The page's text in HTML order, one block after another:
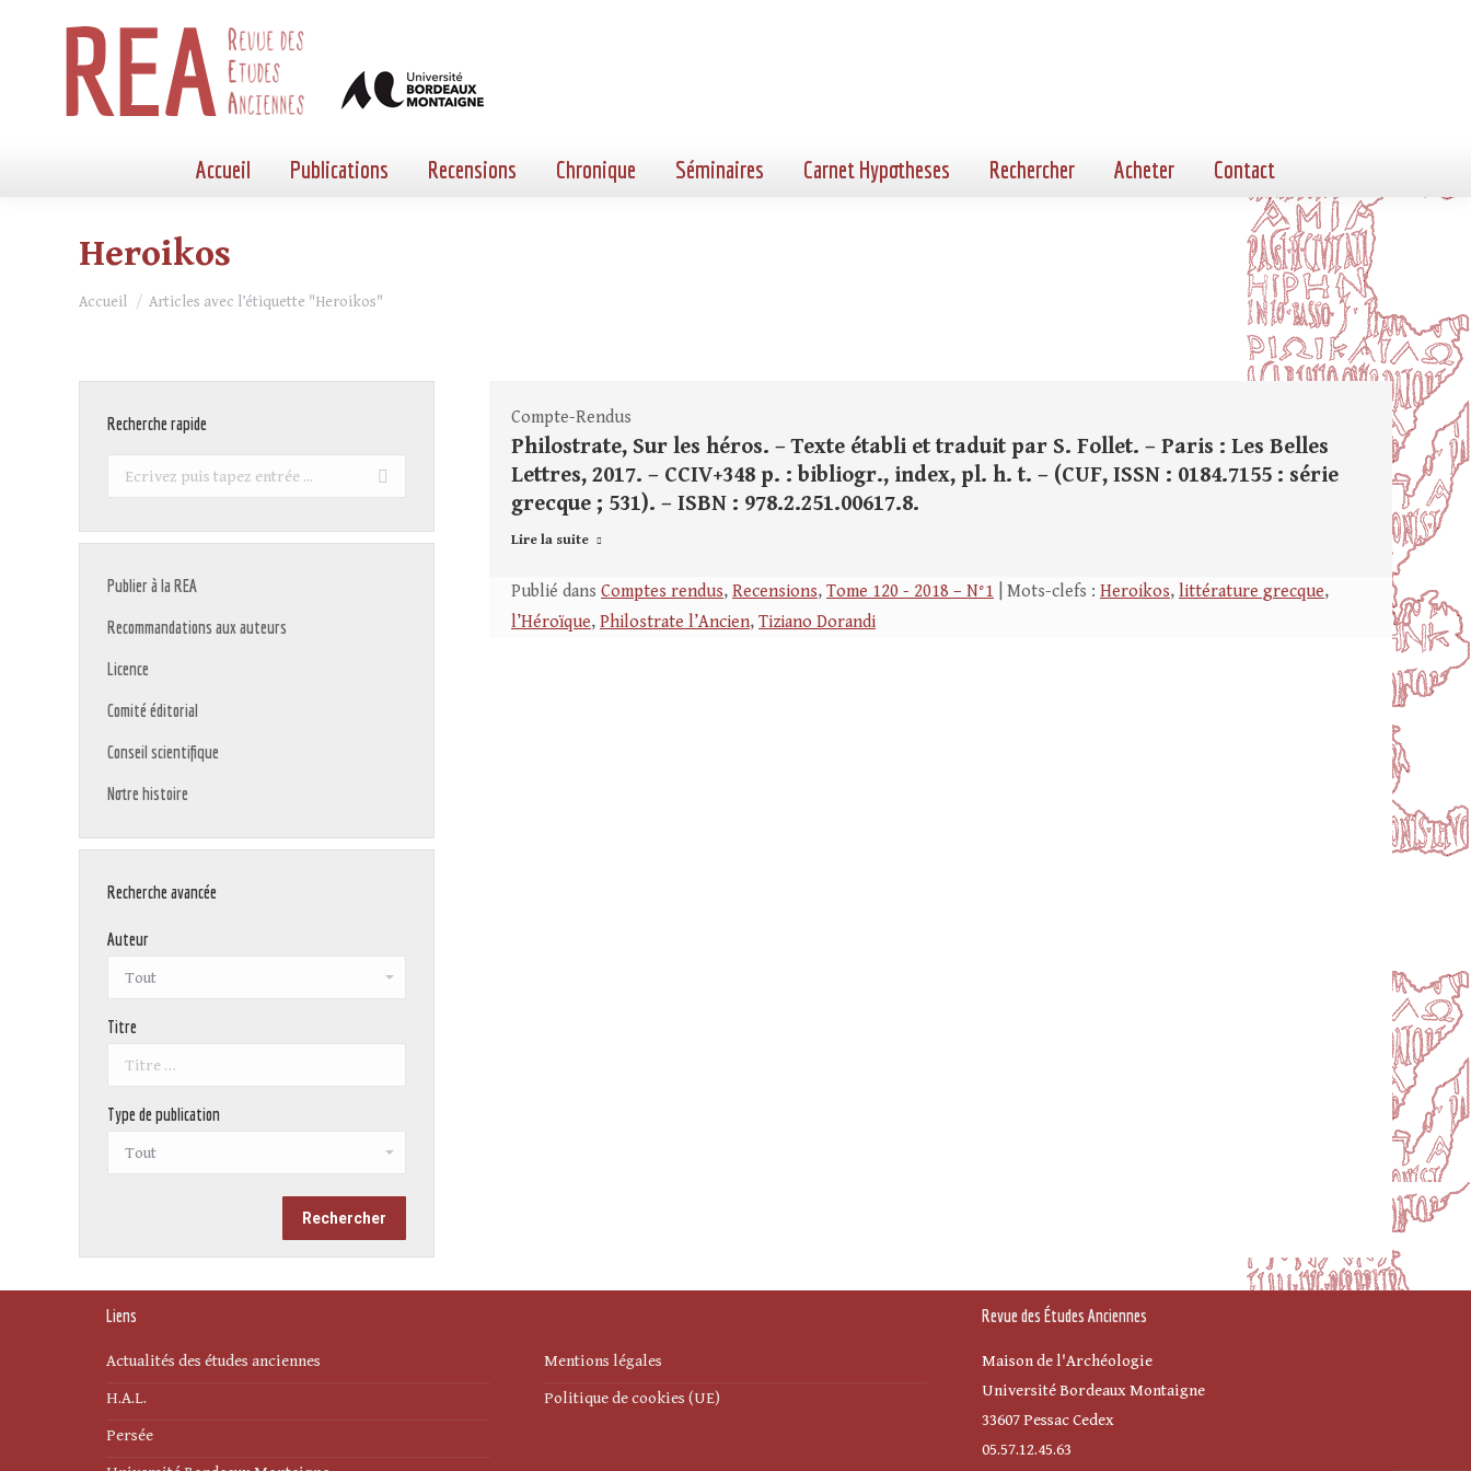
Accueil Publications Recensions Chronique Séminaires Carnet Hypotheses Rechercher Acheter Contact
Heroikos
Vous êtes ici :
Accueil Articles avec l’étiquette "Heroikos"
Compte-Rendus
Philostrate, Sur les héros. – Texte établi et traduit par S. Follet. – Paris : Les Belles
Lettres, 2017. – CCIV+348 p. : bibliogr., index, pl. h. t. – (CUF, ISSN : 0184.7155 : série
grecque ; 531). – ISBN : 978.2.251.00617.8.
Lire la suite
Publié dans Comptes rendus, Recensions, Tome 120 - 2018 – N°1 | Mots-clefs : Heroikos, littérature grecque,
l’Héroïque, Philostrate l’Ancien, Tiziano Dorandi
Recherche rapide
Recherche
Publier à la REA
Recommandations aux auteurs
Licence
Comité éditorial
Conseil scientifique
Notre histoire
Recherche avancée
Auteur
Titre
Type de publication
Liens
Actualités des études anciennes
H.A.L.
Persée
Mentions légales
Politique de cookies (UE)
Revue des Études Anciennes
Maison de l'Archéologie
Université Bordeaux Montaigne
33607 Pessac Cedex
05.57.12.45.63